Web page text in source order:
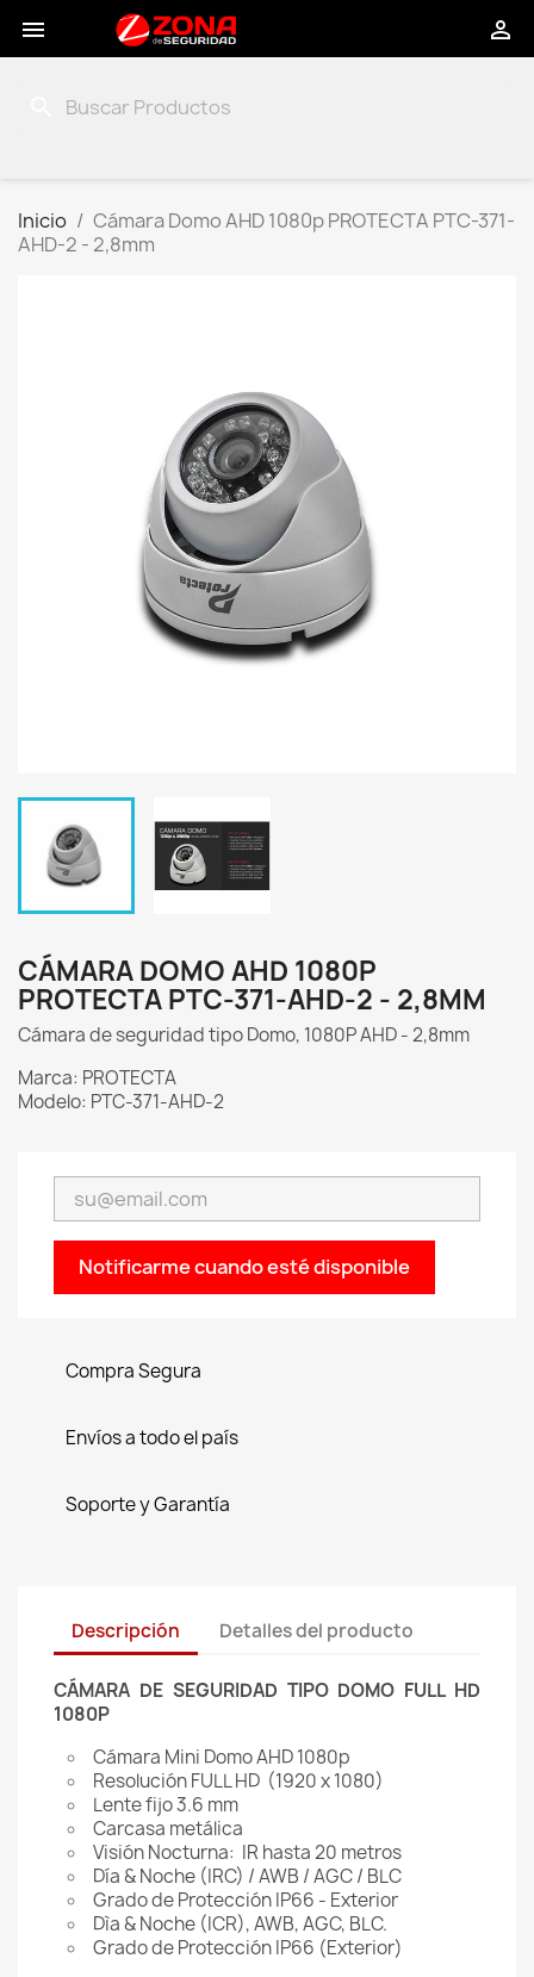
 
Inicio
Cámara Domo AHD 1080p PROTECTA PTC-371-
AHD-2 - 2,8mm
CÁMARA DOMO AHD 1080P
PROTECTA PTC-371-AHD-2 - 2,8MM
Cámara de seguridad tipo Domo, 1080P AHD - 2,8mm
Marca: PROTECTA
Modelo: PTC-371-AHD-2
Notificarme cuando esté disponible
Compra Segura
Envíos a todo el país
Soporte y Garantía
Descripción Detalles del producto
CÁMARA DE SEGURIDAD TIPO DOMO FULL HD
1080P
Cámara Mini Domo AHD 1080p
Resolución FULL HD (1920 x 1080)
Lente fijo 3.6 mm
Carcasa metálica
Visión Nocturna: IR hasta 20 metros
Día & Noche (IRC) / AWB / AGC / BLC
Grado de Protección IP66 - Exterior
Dìa & Noche (ICR), AWB, AGC, BLC.
Grado de Protección IP66 (Exterior)